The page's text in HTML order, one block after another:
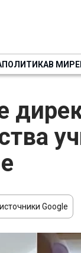
ПОЛИТИКАВ МИРЕ
Google